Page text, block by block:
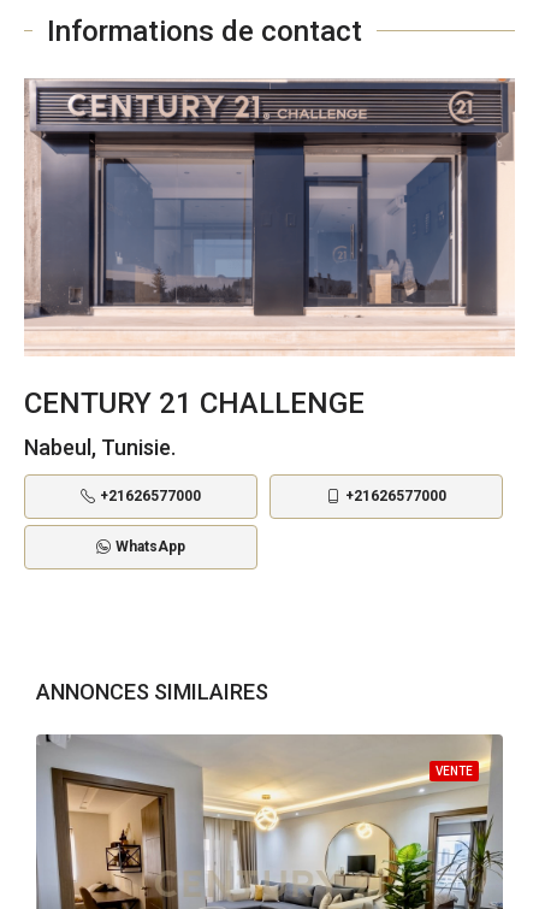
Informations de contact
CENTURY 21 CHALLENGE
Nabeul, Tunisie.
+21626577000 +21626577000
WhatsApp
ANNONCES SIMILAIRES
VENTE